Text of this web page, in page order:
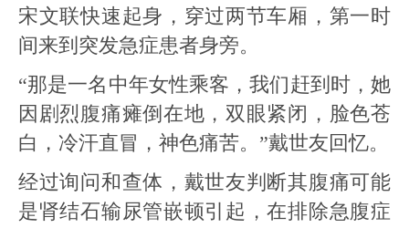
宋文联快速起身，穿过两节车厢，第一时
间来到突发急症患者身旁。
“那是一名中年女性乘客，我们赶到时，她
因剧烈腹痛瘫倒在地，双眼紧闭，脸色苍
白，冷汗直冒，神色痛苦。”戴世友回忆。
经过询问和查体，戴世友判断其腹痛可能
是肾结石输尿管嵌顿引起，在排除急腹症